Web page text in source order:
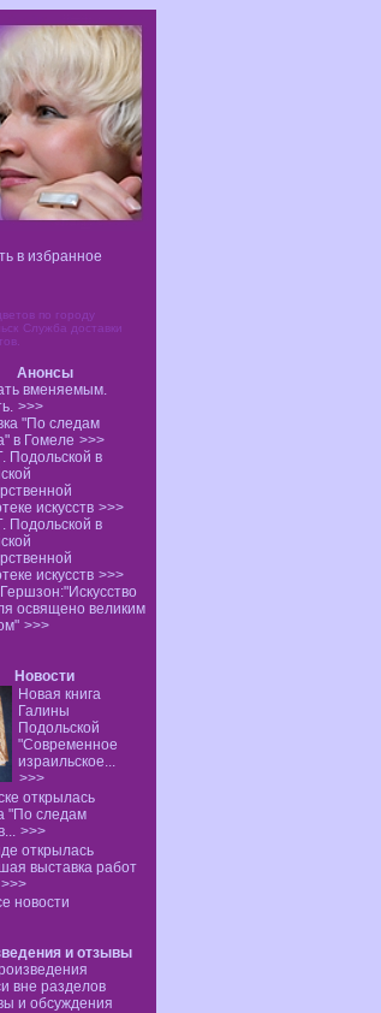
в избранное
по городу
Служба доставки
.
Анонсы
вменяемым.
>>>
"По следам
в Гомеле >>>
Подольской в
искусств >>>
Подольской в
искусств >>>
освящено великим
>>>
Новости
Новая книга
Галины
Подольской
"Современное
израильское...
>>>
открылась
"По следам
>>>
открылась
выставка работ
>>>
новости
и отзывы
вне разделов
и обсуждения